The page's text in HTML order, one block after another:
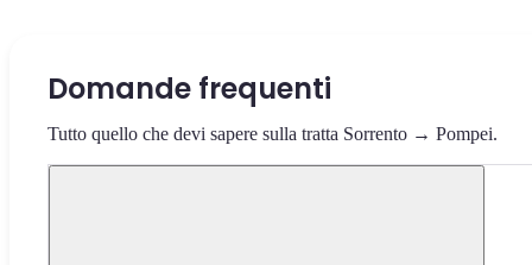
Domande frequenti
Tutto quello che devi sapere sulla tratta Sorrento → Pompei.